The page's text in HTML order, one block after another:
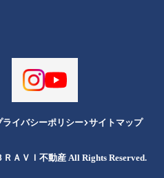
ライバシーポリシー サイトマップ
ＡＶＩ不動産 All Rights Reserved.